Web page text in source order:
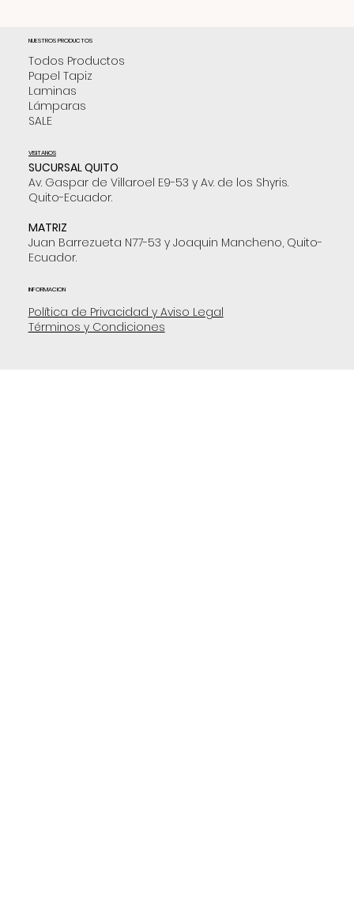
NUESTROS PRODUCTOS
Todos Productos
Papel Tapiz
Laminas
Lámparas
SALE
VISITANOS
SUCURSAL QUITO
Av. Gaspar de Villaroel E9-53 y Av. de los Shyris.
Quito-Ecuador.
MATRIZ
Juan Barrezueta N77-53 y Joaquin Mancheno, Quito-
Ecuador.
INFORMACION
Política de Privacidad y Aviso Legal
Términos y Condiciones